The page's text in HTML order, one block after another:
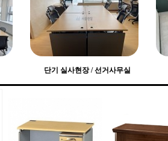
단기 실사현장 / 선거사무실